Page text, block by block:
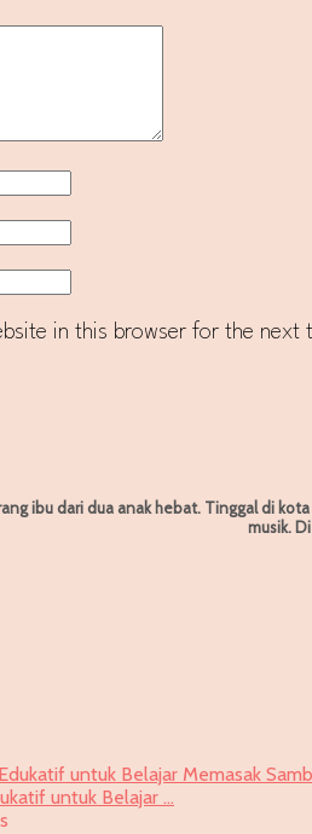
in this browser for the next
ibu dari dua anak hebat. Tinggal di
musik.
untuk Belajar …